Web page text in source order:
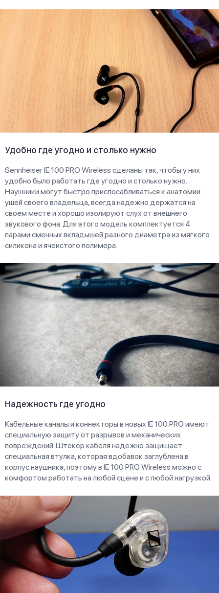
Удобно где угодно и столько нужно
Sennheiser IE 100 PRO Wireless сделаны так, чтобы у них
удобно было работать где угодно и столько нужно.
Наушники могут быстро приспосабливаться к анатомии
ушей своего владельца, всегда надежно держатся на
своем месте и хорошо изолируют слух от внешнего
звукового фона. Для этого модель комплектуется 4
парами сменных вкладышей разного диаметра из мягкого
силикона и ячеистого полимера.
Надежность где угодно
Кабельные каналы и коннекторы в новых IE 100 PRO имеют
специальную защиту от разрывов и механических
повреждений. Штекер кабеля надежно защищает
специальная втулка, которая вдобавок заглублена в
корпус наушника, поэтому в IE 100 PRO Wireless можно с
комфортом работать на любой сцене и с любой нагрузкой.